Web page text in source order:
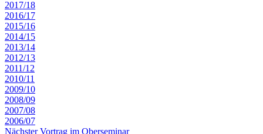
2017/18
2016/17
2015/16
2014/15
2013/14
2012/13
2011/12
2010/11
2009/10
2008/09
2007/08
2006/07
Nächster Vortrag im Oberseminar